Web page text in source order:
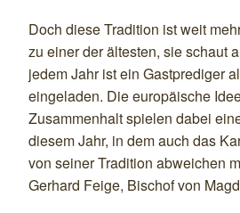
Doch diese Tradition ist weit
zu einer der ältesten, sie schaut
jedem Jahr ist ein Gastprediger
eingeladen. Die europäische
Zusammenhalt spielen dabei
diesem Jahr, in dem auch das
von seiner Tradition abweichen
Gerhard Feige, Bischof von